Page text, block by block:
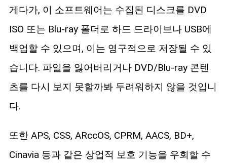
게다가, 이 소프트웨어는 수집된 디스크를 DVD
ISO 또는 Blu-ray 폴더로 하드 드라이브나 USB에
백업할 수 있으며, 이는 영구적으로 저장될 수 있
습니다. 파일을 잃어버리거나 DVD/Blu-ray 콘텐
츠를 다시 보지 못할까봐 두려워하지 않을 것입니
다.
또한 APS, CSS, ARccOS, CPRM, AACS, BD+,
Cinavia 등과 같은 상업적 보호 기능을 우회할 수